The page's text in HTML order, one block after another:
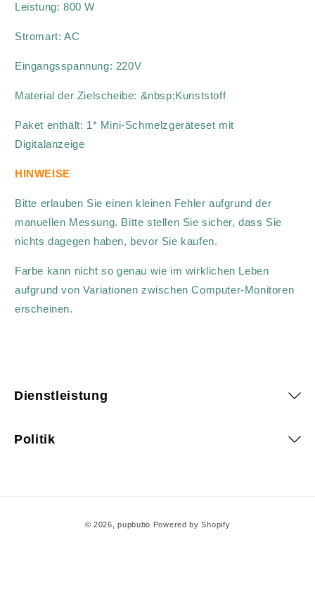
Leistung: 800 W
Stromart: AC
Eingangsspannung: 220V
Material der Zielscheibe: &nbsp;Kunststoff
Paket enthält: 1* Mini-Schmelzgeräteset mit
Digitalanzeige
HINWEISE
Bitte erlauben Sie einen kleinen Fehler aufgrund der
manuellen Messung. Bitte stellen Sie sicher, dass Sie
nichts dagegen haben, bevor Sie kaufen.
Farbe kann nicht so genau wie im wirklichen Leben
aufgrund von Variationen zwischen Computer-Monitoren
erscheinen.
Dienstleistung
Politik
© 2026,pupbubo Powered by Shopify